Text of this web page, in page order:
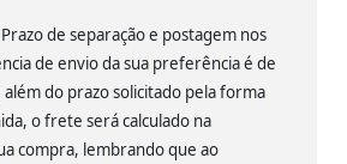
Prazo de separação e postagem nos
de envio da sua preferência é de
além do prazo solicitado pela forma
o frete será calculado na
compra, lembrando que ao